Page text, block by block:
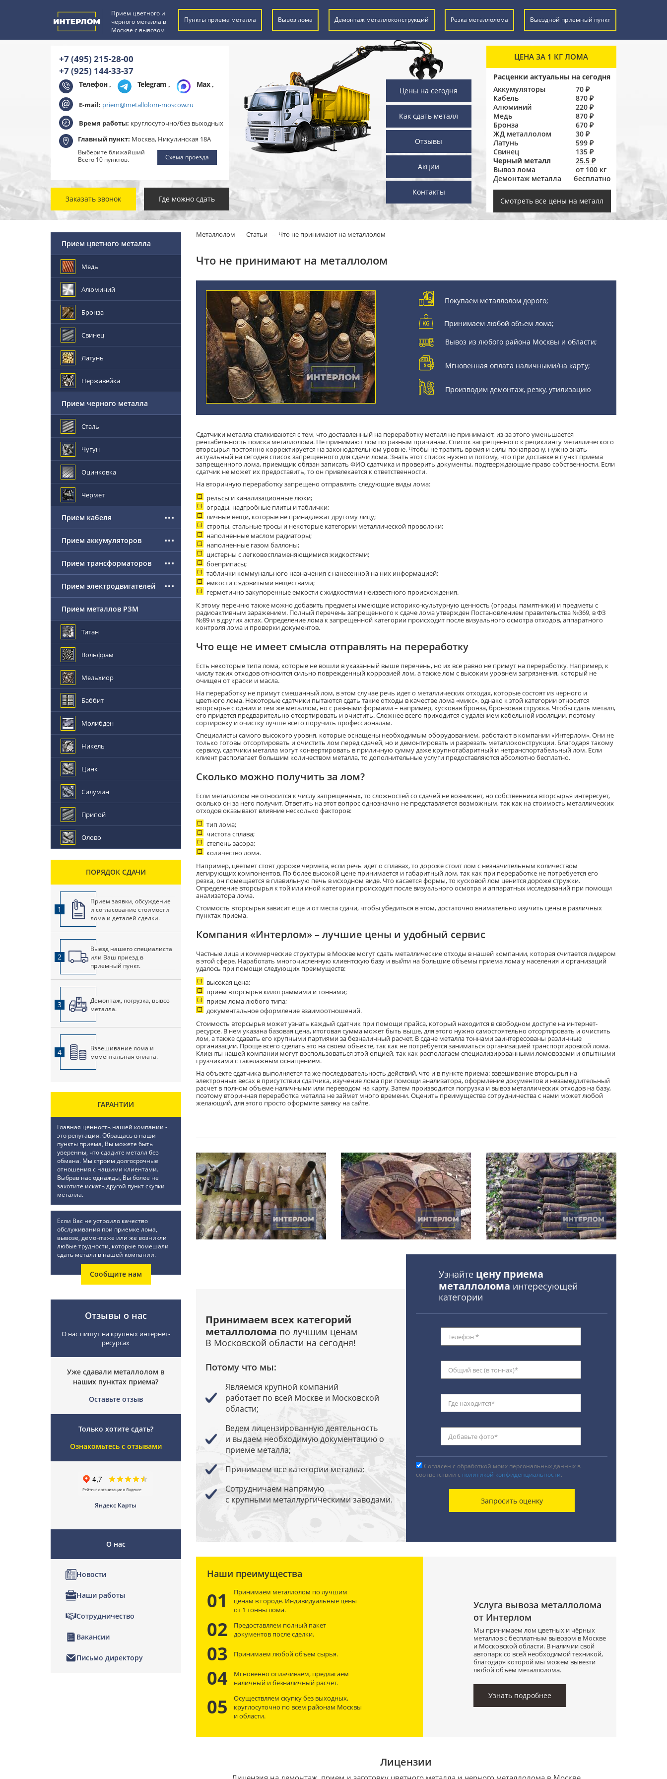
Прием цветного и
чёрного металла в
Москве с вывозом
Пункты приема металла Вывоз лома Демонтаж металлоконструкций Резка металлолома Выездной приемный пункт
+7 (495) 215-28-00
+7 (925) 144-33-37
Телефон , Telegram , Max,
E-mail: priem@metallolom-moscow.ru
Время работы: круглосуточно/без выходных
Главный пункт: Москва, Никулинская 18А
Выберите ближайший
Всего 10 пунктов.
Схема проезда
Заказать звонок Где можно сдать
ЦЕНА ЗА 1 КГ ЛОМА
Расценки актуальны на сегодня
Аккумуляторы
70 ₽
Кабель
870 ₽
Алюминий
220 ₽
Медь
870 ₽
Бронза
670 ₽
ЖД металлолом
30 ₽
Латунь
599 ₽
Свинец
135 ₽
Черный металл
25.5 ₽
Вывоз лома
от 100 кг
Демонтаж металла
бесплатно
Смотреть все цены на металл
Цены на сегодня
Как сдать металл
Отзывы
Акции
Контакты
Металлолом Статьи Что не принимают на металлолом
Что не принимают на металлолом
Покупаем металлолом дорого;
Принимаем любой объем лома;
Вывоз из любого района Москвы и области;
Мгновенная оплата наличными/на карту;
Производим демонтаж, резку, утилизацию
Сдатчики металла сталкиваются с тем, что доставленный на переработку металл не принимают, из-за этого уменьшается
рентабельность поиска металлолома. Не принимают лом по разным причинам. Список запрещенного к рециклингу металлического
вторсырья постоянно корректируется на законодательном уровне. Чтобы не тратить время и силы понапрасну, нужно знать
актуальный на сегодня список запрещенного для сдачи лома. Знать этот список нужно и потому, что при доставке в пункт приема
запрещенного лома, приемщик обязан записать ФИО сдатчика и проверить документы, подтверждающие право собственности. Если
сдатчик не может их предоставить, то он привлекается к ответственности.
На вторичную переработку запрещено отправлять следующие виды лома:
рельсы и канализационные люки;
ограды, надгробные плиты и таблички;
личные вещи, которые не принадлежат другому лицу;
стропы, стальные тросы и некоторые категории металлической проволоки;
наполненные маслом радиаторы;
наполненные газом баллоны;
цистерны с легковоспламеняющимися жидкостями;
боеприпасы;
таблички коммунального назначения с нанесенной на них информацией;
емкости с ядовитыми веществами;
герметично закупоренные емкости с жидкостями неизвестного происхождения.
К этому перечню также можно добавить предметы имеющие историко-культурную ценность (ограды, памятники) и предметы с
радиоактивным заражением. Полный перечень запрещенного к сдаче лома утвержден Постановлением правительства №369, в ФЗ
№89 и в других актах. Определение лома к запрещенной категории происходит после визуального осмотра отходов, аппаратного
контроля лома и проверки документов.
Что еще не имеет смысла отправлять на переработку
Есть некоторые типа лома, которые не вошли в указанный выше перечень, но их все равно не примут на переработку. Например, к
числу таких отходов относится сильно поврежденный коррозией лом, а также лом с высоким уровнем загрязнения, который не
очищен от краски и масла.
На переработку не примут смешанный лом, в этом случае речь идет о металлических отходах, которые состоят из черного и
цветного лома. Некоторые сдатчики пытаются сдать такие отходы в качестве лома «микс», однако к этой категории относится
вторсырье с одним и тем же металлом, но с разными формами – например, кусковая бронза, бронзовая стружка. Чтобы сдать металл,
его придется предварительно отсортировать и очистить. Сложнее всего приходится с удалением кабельной изоляции, поэтому
сортировку и очистку лучше всего поручить профессионалам.
Специалисты самого высокого уровня, которые оснащены необходимым оборудованием, работают в компании «Интерлом». Они не
только готовы отсортировать и очистить лом перед сдачей, но и демонтировать и разрезать металлоконструкции. Благодаря такому
сервису, сдатчики металла могут конвертировать в приличную сумму даже крупногабаритный и нетранспортабельный лом. Если
клиент располагает большим количеством металла, то дополнительные услуги предоставляются абсолютно бесплатно.
Сколько можно получить за лом?
Если металлолом не относится к числу запрещенных, то сложностей со сдачей не возникнет, но собственника вторсырья интересует,
сколько он за него получит. Ответить на этот вопрос однозначно не представляется возможным, так как на стоимость металлических
отходов оказывают влияние несколько факторов:
тип лома;
чистота сплава;
степень засора;
количество лома.
Например, цветмет стоят дороже чермета, если речь идет о сплавах, то дороже стоит лом с незначительным количеством
легирующих компонентов. По более высокой цене принимается и габаритный лом, так как при переработке не потребуется его
резка, он помещается в плавильную печь в исходном виде. Что касается формы, то кусковой лом ценится дороже стружки.
Определение вторсырья к той или иной категории происходит после визуального осмотра и аппаратных исследований при помощи
анализатора лома.
Стоимость вторсырья зависит еще и от места сдачи, чтобы убедиться в этом, достаточно внимательно изучить цены в различных
пунктах приема.
Компания «Интерлом» – лучшие цены и удобный сервис
Частные лица и коммерческие структуры в Москве могут сдать металлические отходы в нашей компании, которая считается лидером
в этой сфере. Наработать многочисленную клиентскую базу и выйти на большие объемы приема лома у населения и организаций
удалось при помощи следующих преимуществ:
высокая цена;
прием вторсырья килограммами и тоннами;
прием лома любого типа;
документальное оформление взаимоотношений.
Стоимость вторсырья может узнать каждый сдатчик при помощи прайса, который находится в свободном доступе на интернет-
ресурсе. В нем указана базовая цена, итоговая сумма может быть выше, для этого нужно самостоятельно отсортировать и очистить
лом, а также сдавать его крупными партиями за безналичный расчет. В сдаче металла тоннами заинтересованы различные
организации. Проще всего сделать это на своем объекте, так как не потребуется заниматься организацией транспортировкой лома.
Клиенты нашей компании могут воспользоваться этой опцией, так как располагаем специализированными ломовозами и опытными
грузчиками с такелажным оснащением.
На объекте сдатчика выполняется та же последовательность действий, что и в пункте приема: взвешивание вторсырья на
электронных весах в присутствии сдатчика, изучение лома при помощи анализатора, оформление документов и незамедлительный
расчет в полном объеме наличными или переводом на карту. Затем производится погрузка и вывоз металлических отходов на базу,
поэтому вторичная переработка металла не займет много времени. Оценить преимущества сотрудничества с нами может любой
желающий, для этого просто оформите заявку на сайте.
Принимаем всех категорий
металлолома по лучшим ценам
В Московской области на сегодня!
Потому что мы:
Являемся крупной компаний
работает по всей Москве и Московской
области;
Ведем лицензированную деятельность
и выдаем необходимую документацию о
приеме металла;
Принимаем все категории металла;
Сотрудничаем напрямую
с крупными металлургическими заводами.
Узнайте цену приема
металлолома интересующей
категории
Согласен с обработкой моих персональных данных в
соответствии с политикой конфиденциальности.
Наши преимущества
01
Принимаем металлолом по лучшим
ценам в городе. Индивидуальные цены
от 1 тонны лома.
02
Предоставляем полный пакет
документов после сделки.
03 Принимаем любой объем сырья.
04
Мгновенно оплачиваем, предлагаем
наличный и безналичный расчет.
05
Осуществляем скупку без выходных,
круглосуточно по всем районам Москвы
и области.
Услуга вывоза металлолома
от Интерлом
Мы принимаем лом цветных и чёрных
металлов с бесплатным вывозом в Москве
и Московской области. В наличии свой
автопарк со всей необходимой техникой,
благодаря которой мы можем вывезти
любой объём металлолома.
Узнать подробнее
Лицензии
Прием цветного металла
Медь
Алюминий
Бронза
Свинец
Латунь
Нержавейка
Прием черного металла
Сталь
Чугун
Оцинковка
Чермет
Прием кабеля
Прием аккумуляторов
Прием трансформаторов
Прием электродвигателей
Прием металлов РЗМ
Титан
Вольфрам
Мельхиор
Баббит
Молибден
Никель
Цинк
Силумин
Припой
Олово
ПОРЯДОК СДАЧИ
1
Прием заявки, обсуждение
и согласование стоимости
лома и деталей сделки.
2
Выезд нашего специалиста
или Ваш приезд в
приемный пункт.
3
Демонтаж, погрузка, вывоз
металла.
4
Взвешивание лома и
моментальная оплата.
ГАРАНТИИ
Главная ценность нашей компании -
это репутация. Обращась в наши
пункты приема, Вы можете быть
уверенны, что сдадите металл без
обмана. Мы строим долгосрочные
отношения с нашими клиентами.
Выбрав нас однажды, Вы более не
захотите искать другой пункт скупки
металла.
Если Вас не устроило качество
обслуживания при приемке лома,
вывозе, демонтаже или же возникли
любые трудности, которые помешали
сдать металл в нашей компании.
Сообщите нам
Отзывы о нас
О нас пишут на крупных интернет-
ресурсах
Уже сдавали металлолом в
наших пунктах приема?
Оставьте отзыв
Только хотите сдать?
Ознакомьтесь с отзывами
Яндекс Карты
О нас
Новости
Наши работы
Сотрудничество
Вакансии
Письмо директору